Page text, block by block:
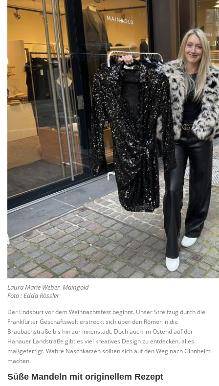
Laura Marie Weber, Maingold
Foto : Edda Rössler
Der Endspurt vor dem Weihnachtsfest beginnt. Unser Streifzug durch die
Frankfurter Geschäftswelt erstreckt sich über den Römer in die
Braubachstraße bis hin zur Innenstadt. Doch auch im Ostend auf der
Hanauer Landstraße gibt es viel kreatives Design zu entdecken, alles
maßgefertigt. Wahre Naschkatzen sollten sich auf den Weg nach Ginnheim
machen.
Süße Mandeln mit originellem Rezept